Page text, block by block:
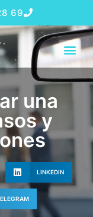
69
una
y
LINKEDIN